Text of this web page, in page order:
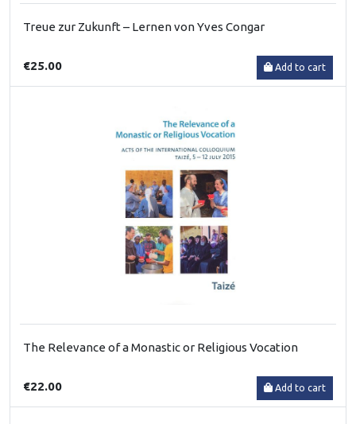
Treue zur Zukunft – Lernen von Yves Congar
€25.00 Add to cart
The Relevance of a Monastic or Religious Vocation
€22.00 Add to cart